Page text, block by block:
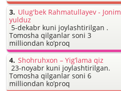
Ulug'bek Rahmatullayev - Jonim
yulduz
5-dekabr kuni joylashtirilgan .
Tomosha qilganlar soni 3
milliondan ko’proq
Shohruhxon – Yig’lama qiz
23-noyabr kuni joylashtirilgan.
Tomosha qilganlar soni 6
milliondan ko’proq